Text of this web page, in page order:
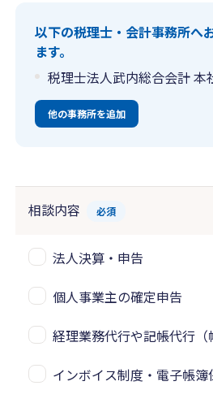
以下の税理士・会計事務所へ
ます。
税理士法人武内総合会計 本
他の事務所を追加
相談内容 必須
法人決算・申告
個人事業主の確定申告
経理業務代行や記帳代行（
インボイス制度・電子帳